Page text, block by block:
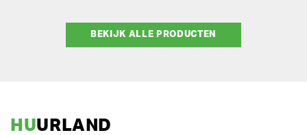
BEKIJK ALLE PRODUCTEN
HUURLAND